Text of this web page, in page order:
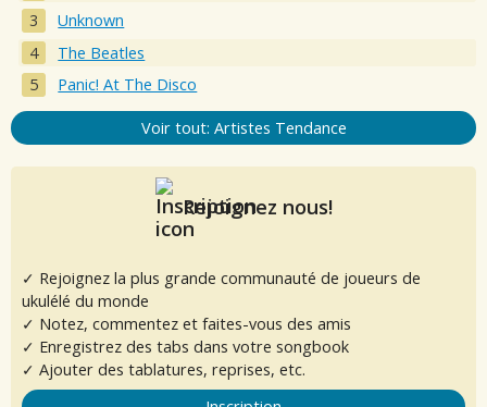
Unknown
The Beatles
Panic! At The Disco
Voir tout: Artistes Tendance
Rejoignez nous!
✓ Rejoignez la plus grande communauté de joueurs de
ukulélé du monde
✓ Notez, commentez et faites-vous des amis
✓ Enregistrez des tabs dans votre songbook
✓ Ajouter des tablatures, reprises, etc.